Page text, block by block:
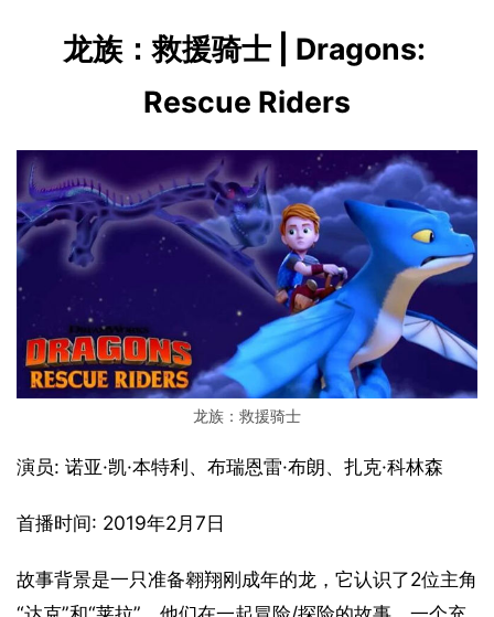
龙族：救援骑士 | Dragons:
Rescue Riders
龙族：救援骑士
演员: 诺亚·凯·本特利、布瑞恩雷·布朗、扎克·科林森
首播时间: 2019年2月7日
故事背景是一只准备翱翔刚成年的龙，它认识了2位主角